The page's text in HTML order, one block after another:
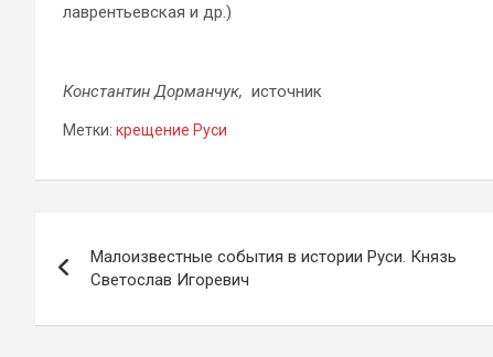
лаврентьевская и др.)
Константин Дорманчук, источник
Метки: крещение Руси
по
записям
Малоизвестные события в истории Руси. Князь
Светослав Игоревич